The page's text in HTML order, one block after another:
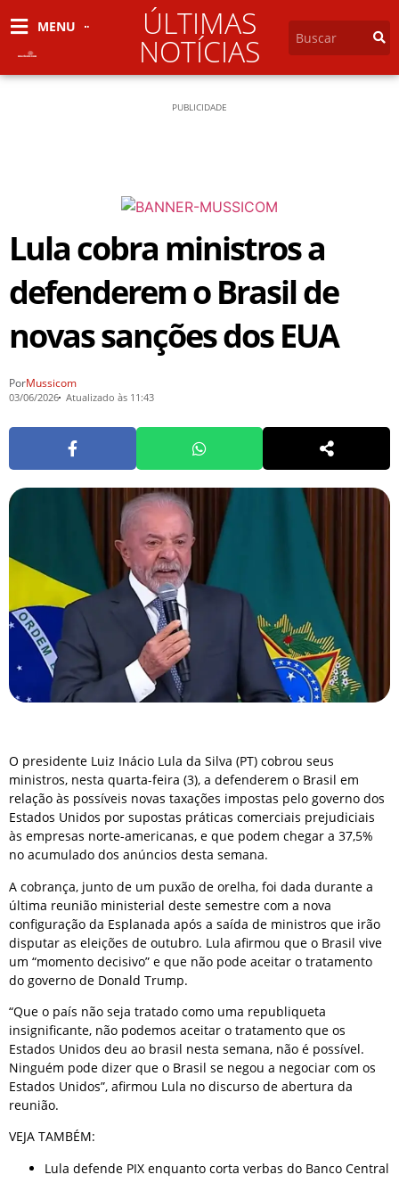
MENU ÚLTIMAS
NOTÍCIAS
PUBLICIDADE
Lula cobra ministros a
defenderem o Brasil de
novas sanções dos EUA
PorMussicom
03/06/2026 Atualizado às 11:43
O presidente Luiz Inácio Lula da Silva (PT) cobrou seus
ministros, nesta quarta-feira (3), a defenderem o Brasil em
relação às possíveis novas taxações impostas pelo governo dos
Estados Unidos por supostas práticas comerciais prejudiciais
às empresas norte-americanas, e que podem chegar a 37,5%
no acumulado dos anúncios desta semana.
A cobrança, junto de um puxão de orelha, foi dada durante a
última reunião ministerial deste semestre com a nova
configuração da Esplanada após a saída de ministros que irão
disputar as eleições de outubro. Lula afirmou que o Brasil vive
um “momento decisivo” e que não pode aceitar o tratamento
do governo de Donald Trump.
“Que o país não seja tratado como uma republiqueta
insignificante, não podemos aceitar o tratamento que os
Estados Unidos deu ao brasil nesta semana, não é possível.
Ninguém pode dizer que o Brasil se negou a negociar com os
Estados Unidos”, afirmou Lula no discurso de abertura da
reunião.
VEJA TAMBÉM:
Lula defende PIX enquanto corta verbas do Banco Central